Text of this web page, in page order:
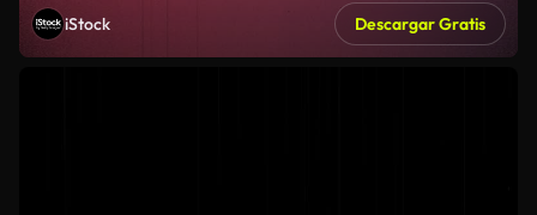
iStock Descargar Gratis